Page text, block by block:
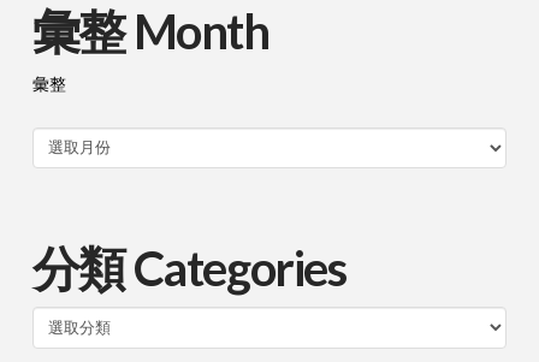
彙整 Month
彙整
分類 Categories
類